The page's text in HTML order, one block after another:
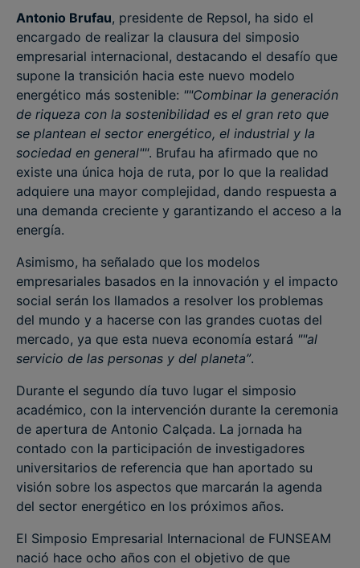
Antonio Brufau, presidente de Repsol, ha sido el
encargado de realizar la clausura del simposio
empresarial internacional, destacando el desafío que
supone la transición hacia este nuevo modelo
energético más sostenible: ""Combinar la generación
de riqueza con la sostenibilidad es el gran reto que
se plantean el sector energético, el industrial y la
sociedad en general"". Brufau ha afirmado que no
existe una única hoja de ruta, por lo que la realidad
adquiere una mayor complejidad, dando respuesta a
una demanda creciente y garantizando el acceso a la
energía.
Asimismo, ha señalado que los modelos
empresariales basados en la innovación y el impacto
social serán los llamados a resolver los problemas
del mundo y a hacerse con las grandes cuotas del
mercado, ya que esta nueva economía estará ""al
servicio de las personas y del planeta”.
Durante el segundo día tuvo lugar el simposio
académico, con la intervención durante la ceremonia
de apertura de Antonio Calçada. La jornada ha
contado con la participación de investigadores
universitarios de referencia que han aportado su
visión sobre los aspectos que marcarán la agenda
del sector energético en los próximos años.
El Simposio Empresarial Internacional de FUNSEAM
nació hace ocho años con el objetivo de que